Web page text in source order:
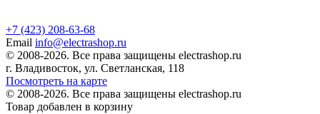
+7 (423) 208-63-68
Email info@electrashop.ru
© 2008-2026. Все права защищены electrashop.ru
г. Владивосток, ул. Светланская, 118
Посмотреть на карте
© 2008-2026. Все права защищены electrashop.ru
Товар добавлен в корзину